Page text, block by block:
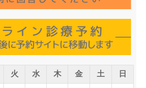
火 水 木 金 土 日